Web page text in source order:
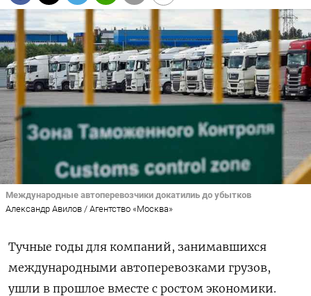
Международные автоперевозчики докатилиь до убытков
Александр Авилов / Агентство «Москва»
Тучные годы для компаний, занимавшихся
международными автоперевозками грузов,
ушли в прошлое вместе с ростом экономики.